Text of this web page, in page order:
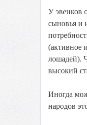
У эвенков
сыновья и
(активное
лошадей).
высокий
Иногда
народов